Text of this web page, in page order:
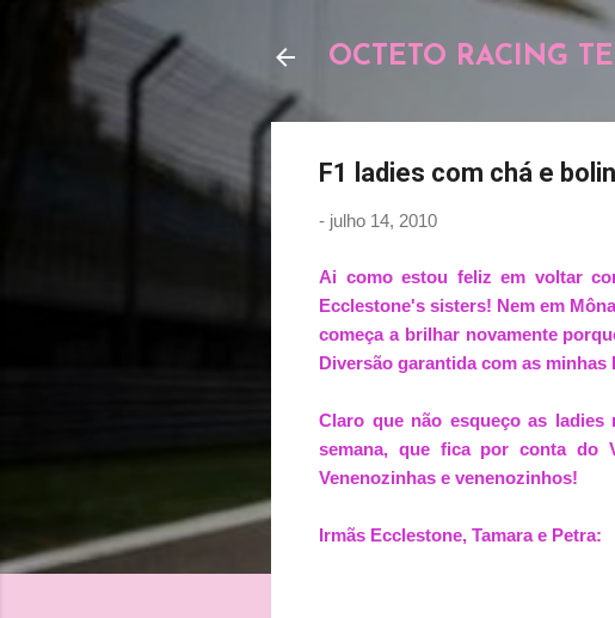
OCTETO RACING
F1 ladies com chá e
- julho 14, 2010
Ai como estou feliz em voltar
Ecclestone's sisters! Nem em
começa a brilhar novamente
Diversão garantida com as
Claro que não esqueço as
semana, que fica por conta do
Venenozinhas e venenozinhos!
Irmãs Ecclestone, Tamara e Petra: